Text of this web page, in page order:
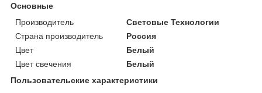
Основные
Производитель
Световые Технологии
Страна производитель
Россия
Цвет
Белый
Цвет свечения
Белый
Пользовательские характеристики